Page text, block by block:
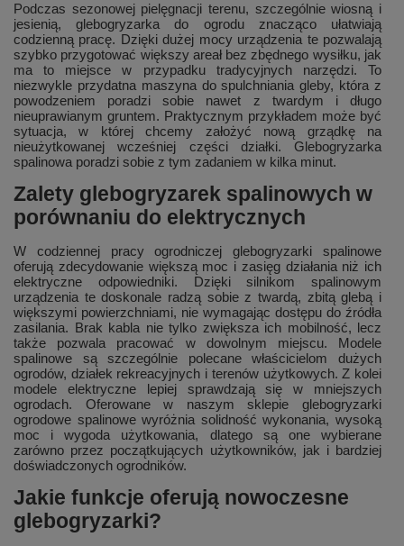
Podczas sezonowej pielęgnacji terenu, szczególnie wiosną i
jesienią, glebogryzarka do ogrodu znacząco ułatwiają
codzienną pracę. Dzięki dużej mocy urządzenia te pozwalają
szybko przygotować większy areał bez zbędnego wysiłku, jak
ma to miejsce w przypadku tradycyjnych narzędzi. To
niezwykle przydatna maszyna do spulchniania gleby, która z
powodzeniem poradzi sobie nawet z twardym i długo
nieuprawianym gruntem. Praktycznym przykładem może być
sytuacja, w której chcemy założyć nową grządkę na
nieużytkowanej wcześniej części działki. Glebogryzarka
spalinowa poradzi sobie z tym zadaniem w kilka minut.
Zalety glebogryzarek spalinowych w
porównaniu do elektrycznych
W codziennej pracy ogrodniczej glebogryzarki spalinowe
oferują zdecydowanie większą moc i zasięg działania niż ich
elektryczne odpowiedniki. Dzięki silnikom spalinowym
urządzenia te doskonale radzą sobie z twardą, zbitą glebą i
większymi powierzchniami, nie wymagając dostępu do źródła
zasilania. Brak kabla nie tylko zwiększa ich mobilność, lecz
także pozwala pracować w dowolnym miejscu. Modele
spalinowe są szczególnie polecane właścicielom dużych
ogrodów, działek rekreacyjnych i terenów użytkowych. Z kolei
modele elektryczne lepiej sprawdzają się w mniejszych
ogrodach. Oferowane w naszym sklepie glebogryzarki
ogrodowe spalinowe wyróżnia solidność wykonania, wysoką
moc i wygoda użytkowania, dlatego są one wybierane
zarówno przez początkujących użytkowników, jak i bardziej
doświadczonych ogrodników.
Jakie funkcje oferują nowoczesne
glebogryzarki?